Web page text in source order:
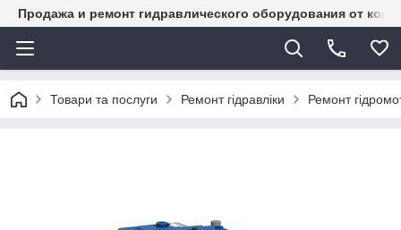
Продажа и ремонт гидравлического оборудования от
Товари та послуги Ремонт гідравліки Ремонт